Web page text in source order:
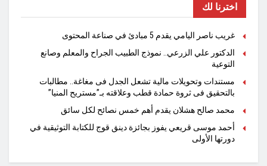
اخترنا لك
غريب ناصر اليامي يقدم 5 مبادئ في صناعة المحتوى
الدكتور علي الزرعي.. نموذج الطبيب الجراح والمعلم وصانع
التوعية
مستندات وتحويلات مالية تشعل الجدل فى مغاغة.. مطالبات
بالتحقيق فى ثروة حمادة قطب وعلاقته بـ”مستريح المنيا”
محمد صالح هشلان يقدم أهم خمس نصائح لكل سائق
أحمد موسى قريعي يفوز بجائزة دينق قوج للكتابة التوثيقية في
دورتها الأولى